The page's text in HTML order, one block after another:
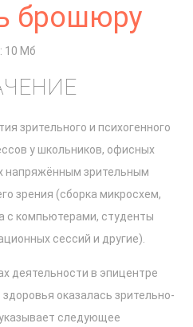
брошюру
10 Мб
зрительного и психогенного
у школьников, офисных
напряжённым зрительным
зрения (сборка микросхем,
с компьютерами, студенты
сессий и другие).
деятельности в эпицентре
оказалась зрительно-
следующее